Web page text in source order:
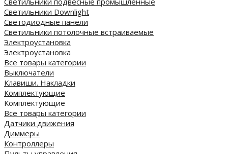
Светильники Downlight
Светодиодные панели
Cветильники потолочные встраиваемые
Электроустановка
Электроустановка
Все товары категории
Выключатели
Клавиши. Накладки
Комплектующие
Комплектующие
Все товары категории
Датчики движения
Диммеры
Контроллеры